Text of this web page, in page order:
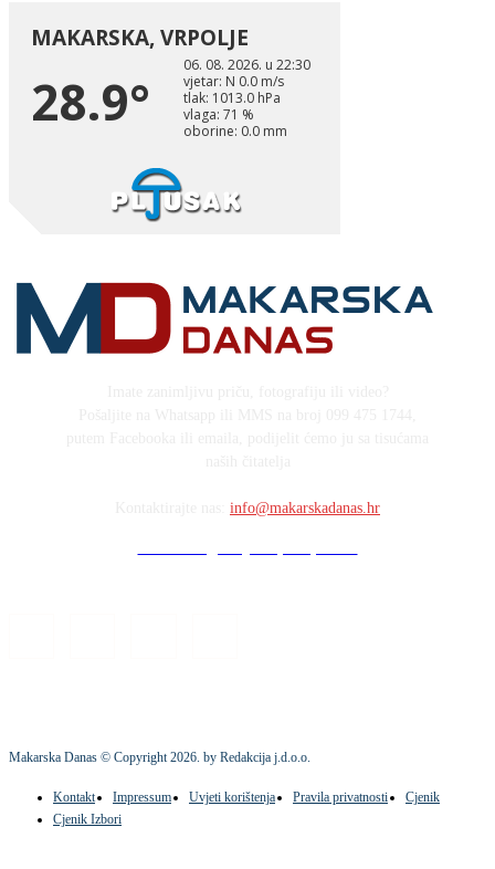
info@makarskadanas.hr
Makarska Danas © Copyright2026. by Redakcija j.d.o.o.
Kontakt Impressum Uvjeti korištenja Pravila privatnosti
Cjenik
Cjenik Izbori